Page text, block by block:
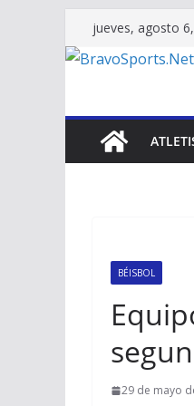
Saltar
al
contenido
jueves, agosto
BÉISBOL
29 de mayo